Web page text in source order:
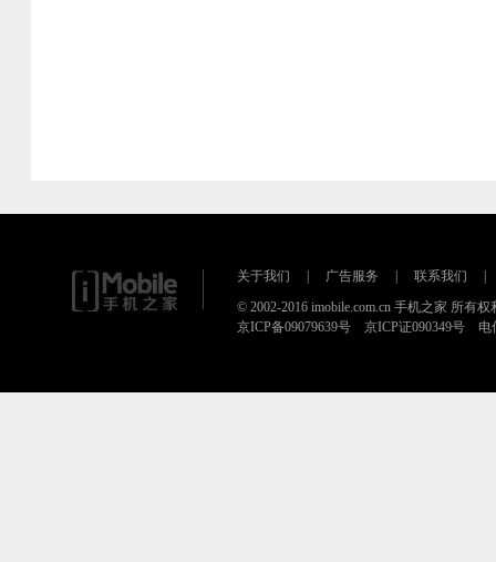
关于我们 广告服务 联系我们
© 2002-2016 imobile.com.cn 手机之家 所有权
京ICP备09079639号 京ICP证090349号 电